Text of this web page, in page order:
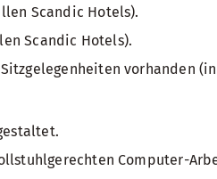
Scandic Hotels).
Scandic Hotels).
vorhanden
Computer-